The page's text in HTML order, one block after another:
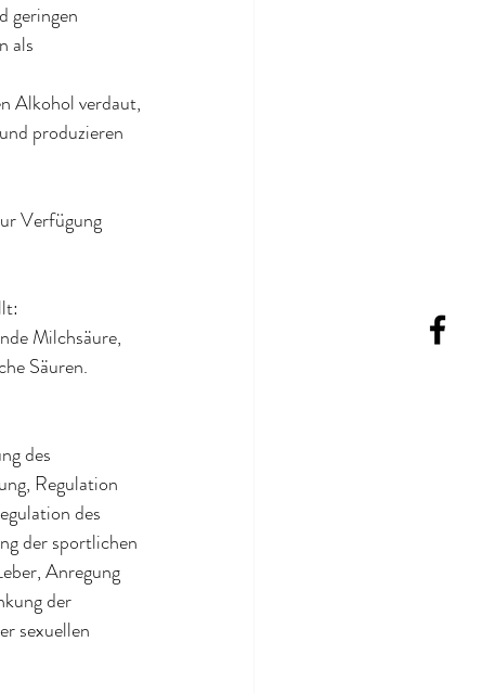
geringen
als
Alkohol verdaut,
produzieren
Verfügung
Milchsäure,
Säuren.
des
Regulation
des
der sportlichen
Anregung
der
sexuellen